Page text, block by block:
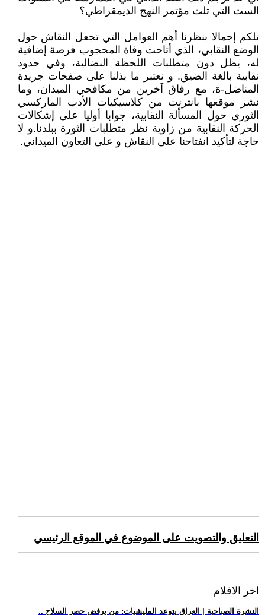
الست التي تلت مؤتمر النهج الديمقراطي؟
تلكم إجمالا بنظرنا أهم العوامل التي تجعل النقاش حول
الوضع النقابي، الذي أتاحت وفاة المحجوب فرصة إضافية
له، يظل دون متطلبات اللحظة النضالية، وفي حدود
نقابية بالغة الضيق. و نعتبر ما بذلنا على صفحات جريدة
المناضل-ة، مع رفاق آخرين من مكافحي الميدان، وما
نشر موقعها بانترنت من كلاسيكيات الأدب الماركسي
الثوري حول المسألة النقابية، جوابا أوليا على إشكالات
الحركة النقابية من زاوية نظر متطلبات الثورة ببلدنا.و لا
حاجة لتأكيد انفتاحنا على النقاش و على التعاون الميداني.
التعليق والتصويت على الموضوع في الموقع الرئيسي
اخر الافلام
.. النشرة الصباحية | العراق يتوعد المليشيات: من يرفض حصر السلاح